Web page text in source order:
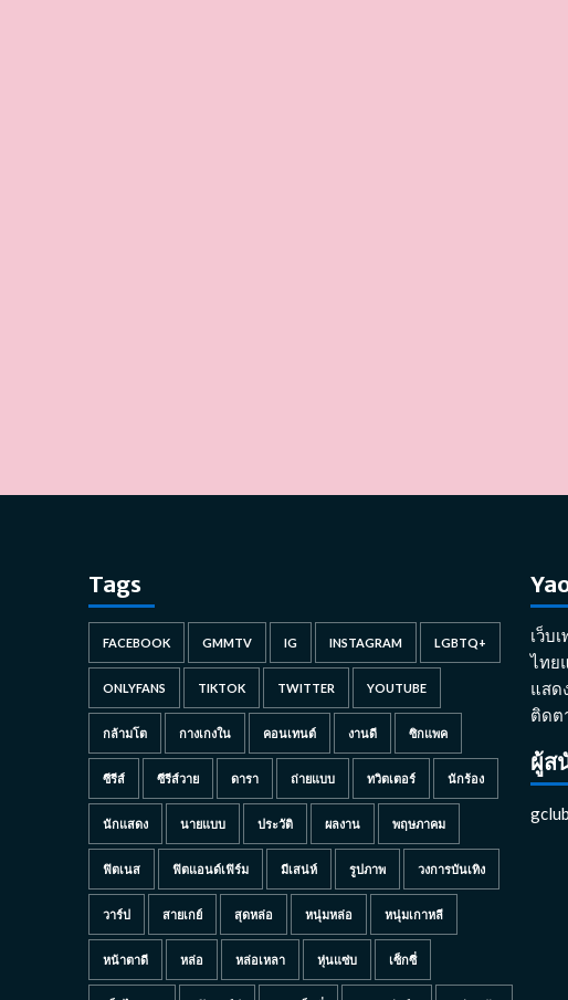
Tags
FACEBOOK GMMTV IG INSTAGRAM LGBTQ+
ONLYFANS TIKTOK TWITTER YOUTUBE
กล้ามโต กางเกงใน คอนเทนต์ งานดี ซิกแพค
ซีรีส์ ซีรีส์วาย ดารา ถ่ายแบบ ทวิตเตอร์ นักร้อง
นักแสดง นายแบบ ประวัติ ผลงาน พฤษภาคม
ฟิตเนส ฟิตแอนด์เฟิร์ม มีเสน่ห์ รูปภาพ วงการบันเทิง
วาร์ป สายเกย์ สุดหล่อ หนุ่มหล่อ หนุ่มเกาหลี
หน้าตาดี หล่อ หล่อเหลา หุ่นแซ่บ เซ็กซี่
เว็บ
ไทย
แสด
ติดต
ผู้ส
gclub